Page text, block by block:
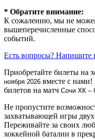
* Обратите внимание:
К сожалению, мы не
вышеперечисленные
событий.
Есть вопросы? Напишите
Приобретайте билеты на
ноября 2026 вместе с
билетов на матч Сочи ХК –
Не пропустите
захватывающей игры
Переживайте за своих
хоккейной баталии в